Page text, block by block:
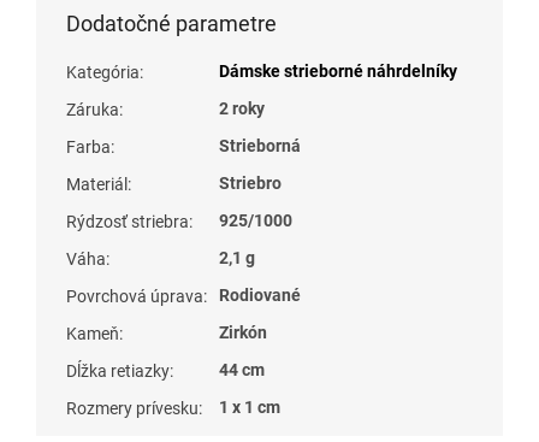
Dodatočné parametre
Kategória:
Dámske strieborné náhrdelníky
Záruka:
2 roky
Farba:
Strieborná
Materiál :
Striebro
Rýdzosť striebra:
925/1000
Váha:
2,1 g
Povrchová úprava:
Rodiované
Kameň:
Zirkón
Dĺžka retiazky:
44 cm
Rozmery prívesku: 1 x 1 cm